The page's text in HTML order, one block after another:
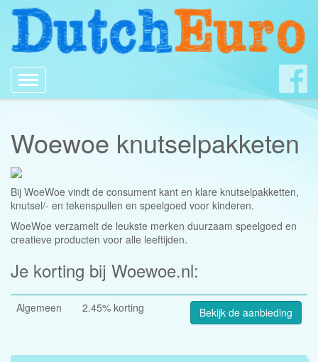
Toggle
navigation
Woewoe knutselpakketen
Bij WoeWoe vindt de consument kant en klare knutselpakketten,
knutsel/- en tekenspullen en speelgoed voor kinderen.
WoeWoe verzamelt de leukste merken duurzaam speelgoed en
creatieve producten voor alle leeftijden.
Je korting bij Woewoe.nl:
Algemeen 2.45% korting Bekijk de aanbieding